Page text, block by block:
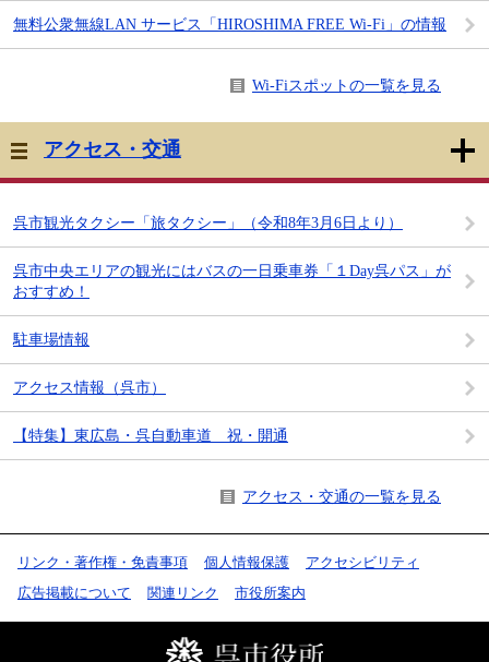
無料公衆無線LAN サービス「HIROSHIMA FREE Wi-Fi」の情報
Wi-Fiスポットの一覧を見る
アクセス・交通
呉市観光タクシー「旅タクシー」（令和8年3月6日より）
呉市中央エリアの観光にはバスの一日乗車券「１Day呉パス」が
おすすめ！
駐車場情報
アクセス情報（呉市）
【特集】東広島・呉自動車道 祝・開通
アクセス・交通の一覧を見る
リンク・著作権・免責事項 個人情報保護
アクセシビリティ
広告掲載について
関連リンク 市役所案内